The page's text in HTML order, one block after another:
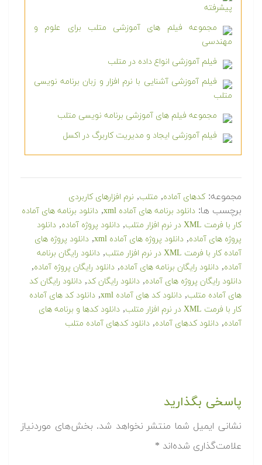
پیشرفته
مجموعه فیلم های آموزشی متلب برای علوم و
مهندسی
فیلم آموزشی انواع داده در متلب
فیلم آموزشی آشنایی با نرم افزار و زبان برنامه نویسی
متلب
مجموعه فیلم های آموزشی برنامه نویسی متلب
فیلم آموزشی ایجاد و مدیریت کاربرگ در اکسل
مجموعه:کدهای آماده, متلب, نرم افزارهای کاربردی
برچسب ها: دانلود برنامه های آماده xml , دانلود برنامه های آماده
کار با فرمت XML در نرم افزار متلب
, دانلود پروژه آماده, دانلود
پروژه های آماده, دانلود پروژه های آماده xml , دانلود پروژه های
آماده کار با فرمت XML در نرم افزار متلب
, دانلود رایگان برنامه
آماده, دانلود رایگان برنامه های آماده, دانلود رایگان پروژه آماده,
دانلود رایگان پروژه های آماده, دانلود رایگان کد, دانلود رایگان کد
های آماده متلب, دانلود کد های آماده xml , دانلود کد های آماده
کار با فرمت XML در نرم افزار متلب
, دانلود کدها و برنامه های
آماده, دانلود کدهای آماده, دانلود کدهای آماده متلب
پاسخی بگذارید
نشانی ایمیل شما منتشر نخواهد شد. بخش‌های موردنیاز
علامت‌گذاری شده‌اند *